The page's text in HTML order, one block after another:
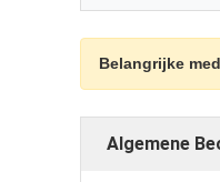
Belangrijke
Algemene